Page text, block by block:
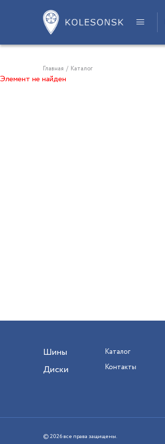
Главная / Каталог
Элемент не найден
Шины
Диски
Каталог
Контакты
© 2026 все права защищены.